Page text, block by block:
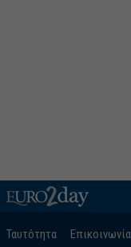
Ταυτότητα Επικοινωνία